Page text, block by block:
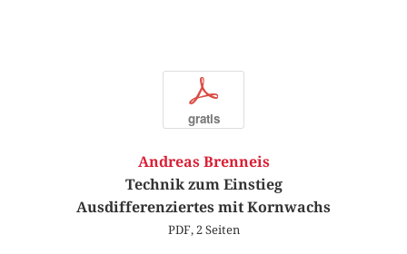
p
gratis
Andreas Brenneis
Technik zum Einstieg
Ausdifferenziertes mit Kornwachs
PDF, 2 Seiten